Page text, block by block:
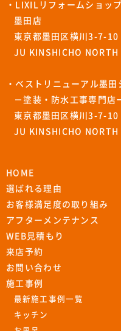
・LIXILリフォームショッ
墨田店
東京都墨田区横川3-7-10
JU KINSHICHO NORTH
・ベストリニューアル墨田
－塗装・防水工事専門店
東京都墨田区横川3-7-10
JU KINSHICHO NORTH
HOME
選ばれる理由
お客様満足度の取り組み
アフターメンテナンス
WEB見積もり
来店予約
お問い合わせ
施工事例
最新施工事例一覧
キッチン